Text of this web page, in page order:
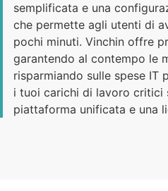
semplificata e una
che permette agli utenti di
pochi minuti. Vinchin offre
garantendo al contempo le
risparmiando sulle spese IT
i tuoi carichi di lavoro critici
piattaforma unificata e una